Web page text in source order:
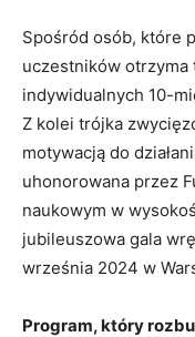
Spośród osób, które
uczestników otrzyma
indywidualnych 10-
Z kolei trójka
motywacją do
uhonorowana przez
naukowym w
jubileuszowa gala
września 2024 w
Program, który